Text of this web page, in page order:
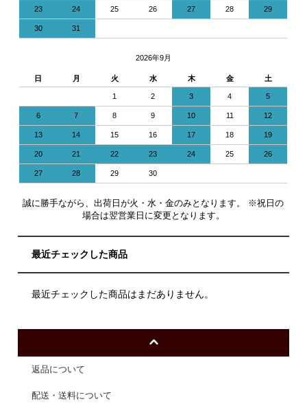
23 24 25 26 27 28 29
30 31
2026年9月
日 月 火 水 木 金 土
1 2 3 4 5
6 7 8 9 10 11 12
13 14 15 16 17 18 19
20 21 22 23 24 25 26
27 28 29 30
誠に勝手ながら、出荷日が火・水・金のみとなります。 ※祝日の
場合は翌営業日に変更となります。
最近チェックした商品
最近チェックした商品はまだありません。
返品について
配送・送料について